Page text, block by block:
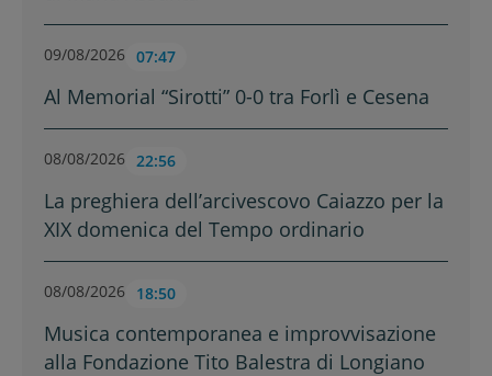
09/08/2026 07:47
Al Memorial “Sirotti” 0-0 tra Forlì e Cesena
08/08/2026 22:56
La preghiera dell’arcivescovo Caiazzo per la
XIX domenica del Tempo ordinario
08/08/2026 18:50
Musica contemporanea e improvvisazione
alla Fondazione Tito Balestra di Longiano